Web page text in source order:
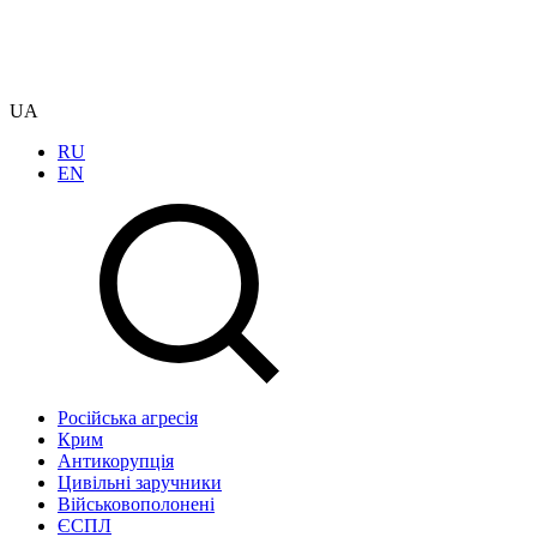
UA
RU
EN
Російська агресія
Крим
Антикорупція
Цивільні заручники
Військовополонені
ЄСПЛ